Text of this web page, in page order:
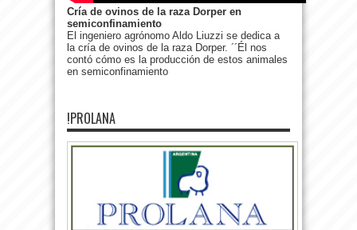
Cría de ovinos de la raza Dorper en
semiconfinamiento
El ingeniero agrónomo Aldo Liuzzi se dedica a
la cría de ovinos de la raza Dorper. ´´Él nos
contó cómo es la producción de estos animales
en semiconfinamiento
!PROLANA